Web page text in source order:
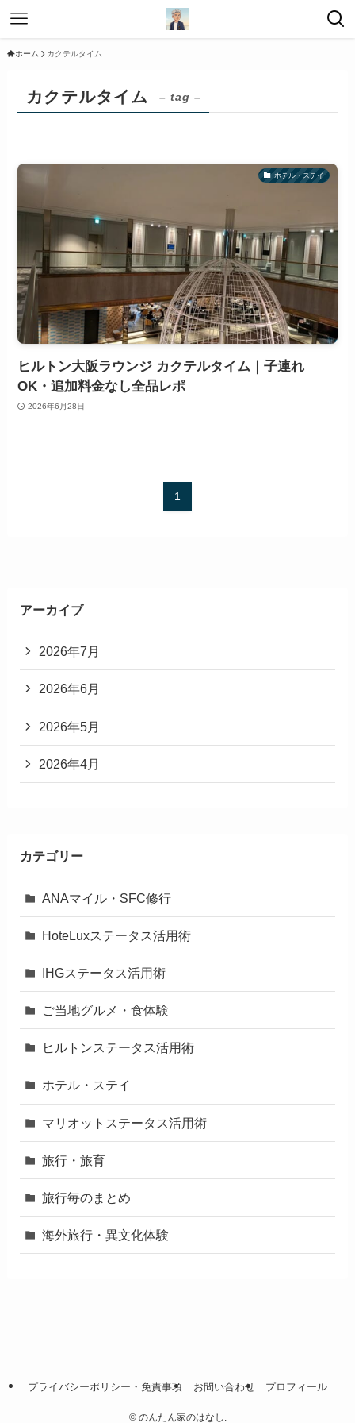
ホーム カクテルタイム
カクテルタイム – tag –
ホテル・ステイ
ヒルトン大阪ラウンジ カクテルタイム｜子連れ
OK・追加料金なし全品レポ
2026年6月28日
1
アーカイブ
2026年7月
2026年6月
2026年5月
2026年4月
カテゴリー
ANAマイル・SFC修行
HoteLuxステータス活用術
IHGステータス活用術
ご当地グルメ・食体験
ヒルトンステータス活用術
ホテル・ステイ
マリオットステータス活用術
旅行・旅育
旅行毎のまとめ
海外旅行・異文化体験
プライバシーポリシー・免責事項 お問い合わせ プロフィール
©のんたん家のはなし.